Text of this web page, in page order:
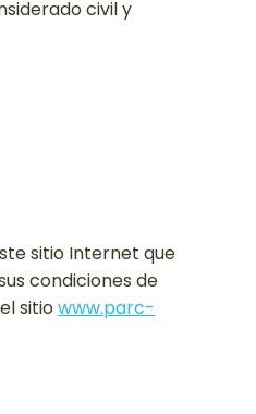
civil y
sitio Internet que
condiciones de
sitiowww.parc-